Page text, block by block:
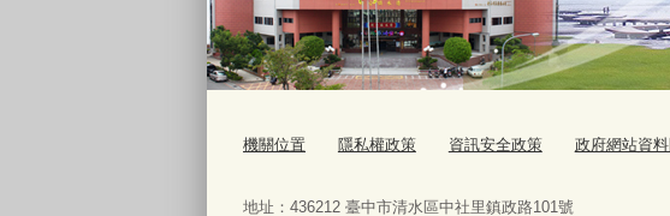
機關位置 隱私權政策 資訊安全政策 政府網站資
地址：436212 臺中市清水區中社里鎮政路101號